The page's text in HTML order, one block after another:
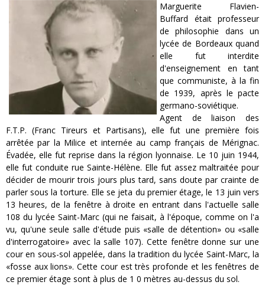
Marguerite Flavien-
Buffard était professeur
de philosophie dans un
lycée de Bordeaux quand
elle fut interdite
d'enseignement en tant
que communiste, à la fin
de 1939, après le pacte
germano-soviétique.
Agent de liaison des
F.T.P. (Franc Tireurs et Partisans), elle fut une première fois
arrêtée par la Milice et internée au camp français de Mérignac.
Évadée, elle fut reprise dans la région lyonnaise. Le 10 juin 1944,
elle fut conduite rue Sainte-Hélène. Elle fut assez maltraitée pour
décider de mourir trois jours plus tard, sans doute par crainte de
parler sous la torture. Elle se jeta du premier étage, le 13 juin vers
13 heures, de la fenêtre à droite en entrant dans l'actuelle salle
108 du lycée Saint-Marc (qui ne faisait, à l'époque, comme on l'a
vu, qu'une seule salle d'étude puis «salle de détention» ou «salle
d'interrogatoire» avec la salle 107). Cette fenêtre donne sur une
cour en sous-sol appelée, dans la tradition du lycée Saint-Marc, la
«fosse aux lions». Cette cour est très profonde et les fenêtres de
ce premier étage sont à plus de 1 0 mètres au-dessus du sol.